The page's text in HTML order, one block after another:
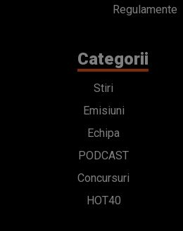
Regulamente
Categorii
Stiri
Emisiuni
Echipa
PODCAST
Concursuri
HOT40